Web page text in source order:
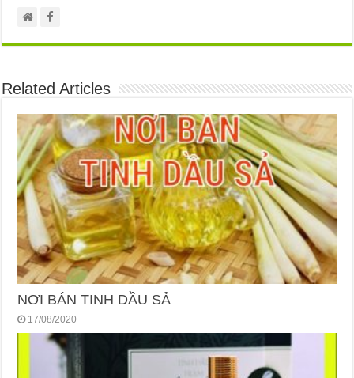
Related Articles
NƠI BÁN TINH DẦU SẢ
17/08/2020